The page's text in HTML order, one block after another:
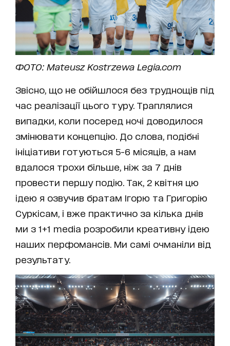
ФОТО: Mateusz Kostrzewa Legia.com
Звісно, що не обійшлося без труднощів під
час реалізації цього туру. Траплялися
випадки, коли посеред ночі доводилося
змінювати концепцію. До слова, подібні
ініціативи готуються 5-6 місяців, а нам
вдалося трохи більше, ніж за 7 днів
провести першу подію. Так, 2 квітня цю
ідею я озвучив братам Ігорю та Григорію
Суркісам, і вже практично за кілька днів
ми з 1+1 media розробили креативну ідею
наших перфомансів. Ми самі очманіли від
результату.